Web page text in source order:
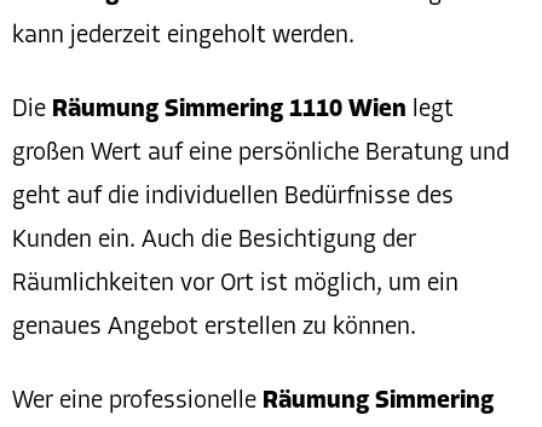
kann jederzeit eingeholt werden.
Die Räumung Simmering 1110 Wien legt
großen Wert auf eine persönliche Beratung und
geht auf die individuellen Bedürfnisse des
Kunden ein. Auch die Besichtigung der
Räumlichkeiten vor Ort ist möglich, um ein
genaues Angebot erstellen zu können.
Wer eine professionelle Räumung Simmering